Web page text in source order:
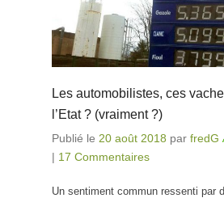
Les automobilistes, ces
l’Etat ? (vraiment ?)
Publié le 20 août 2018 par fredG
| 17 Commentaires
Un sentiment commun ressenti par